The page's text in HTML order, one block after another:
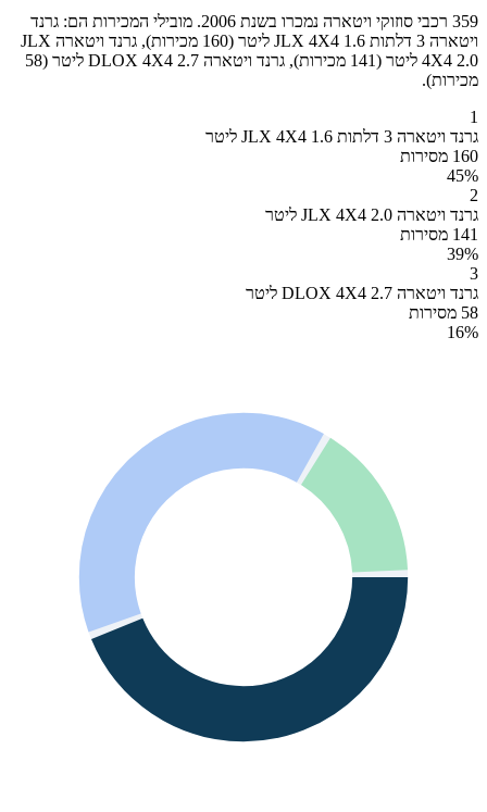
359 רכבי סוזוקי ויטארה נמכרו בשנת 2006. מובילי המכירות הם: גרנד
ויטארה 3 דלתות JLX 4X4 1.6 ליטר (160 מכירות), גרנד ויטארה JLX
4X4 2.0 ליטר (141 מכירות), גרנד ויטארה DLOX 4X4 2.7 ליטר (58
מכירות).
1
גרנד ויטארה 3 דלתות JLX 4X4 1.6 ליטר
160 מסירות
45%
2
גרנד ויטארה JLX 4X4 2.0 ליטר
141 מסירות
39%
3
גרנד ויטארה DLOX 4X4 2.7 ליטר
58 מסירות
16%